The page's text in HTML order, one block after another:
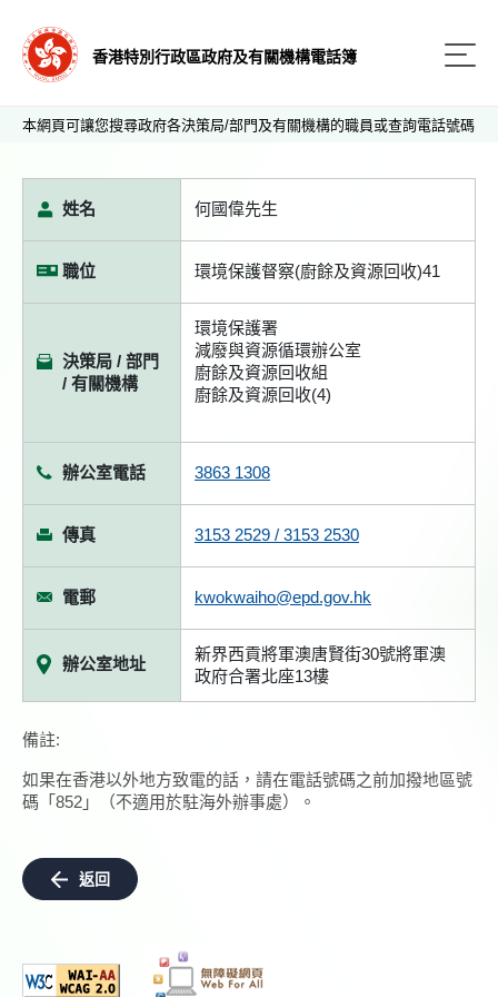
香港特別行政區政府及有關機構電話簿
本網頁可讓您搜尋政府各決策局/部門及有關機構的職員或查詢電話號碼
姓名 何國偉先生
職位 環境保護督察(廚餘及資源回收)41
決策局 / 部門
/ 有關機構
環境保護署
減廢與資源循環辦公室
廚餘及資源回收組
廚餘及資源回收(4)
辦公室電話 3863 1308
傳真 3153 2529 / 3153 2530
電郵 kwokwaiho@epd.gov.hk
辦公室地址
新界西貢將軍澳唐賢街30號將軍澳
政府合署北座13樓
備註:
如果在香港以外地方致電的話，請在電話號碼之前加撥地區號
碼「852」（不適用於駐海外辦事處）。
返回